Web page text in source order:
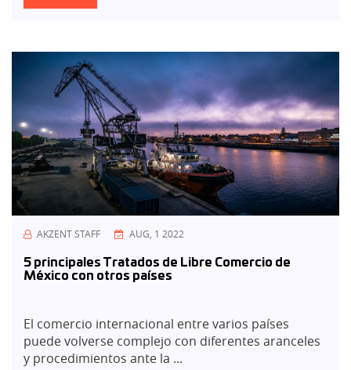
AKZENT STAFF AUG, 1 2022
5 principales Tratados de Libre Comercio de
México con otros países
El comercio internacional entre varios países
puede volverse complejo con diferentes aranceles
y procedimientos ante la ...